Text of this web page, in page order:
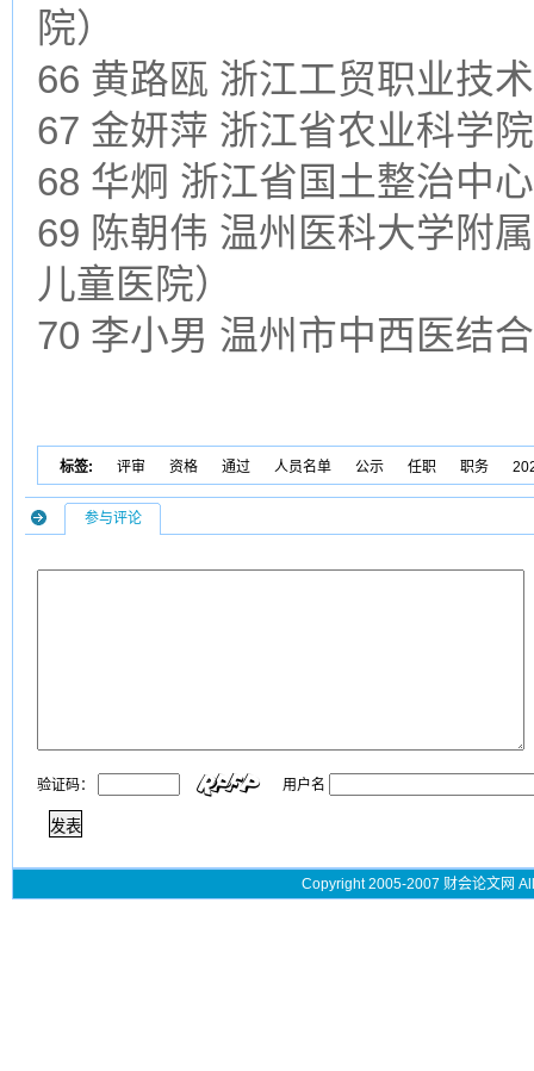
院）
66 黄路瓯 浙江工贸职业技
67 金妍萍 浙江省农业科学院
68 华炯 浙江省国土整治中心
69 陈朝伟 温州医科大学附
儿童医院）
70 李小男 温州市中西医结
标签: 评审 资格 通过 人员名单 公示 任职 职务
参与评论
验证码： 用户名
Copyright 2005-2007 财会论文网